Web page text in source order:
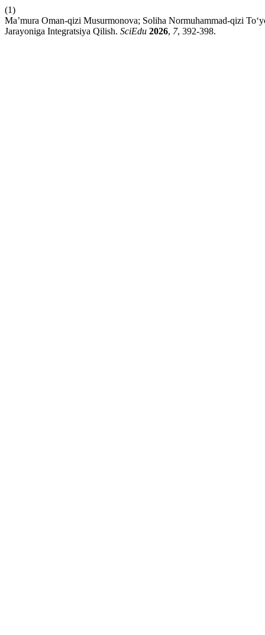
(1)
Ma’mura Oman-qizi Musurmonova; Soliha Normuhammad-qizi
Jarayoniga Integratsiya Qilish. SciEdu 2026, 7, 392-398.